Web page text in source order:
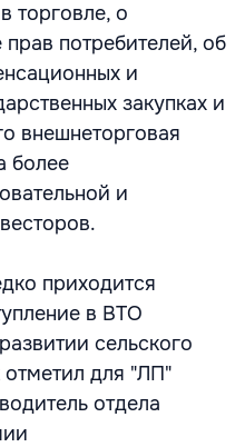
торговле, о
потребителей, об
и
закупках и
внешнеторговая
более
и
приходится
в ВТО
сельского
для "ЛП"
отдела